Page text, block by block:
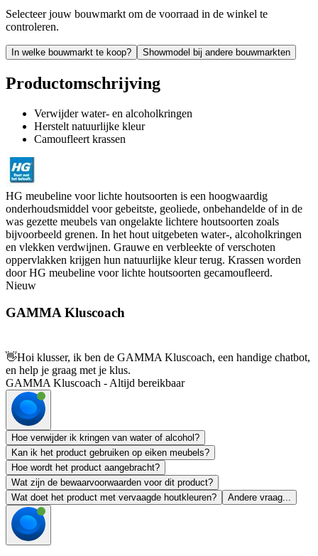
Selecteer jouw bouwmarkt om de voorraad in de winkel te
controleren.
In welke bouwmarkt te koop? Showmodel bij andere bouwmarkten
Productomschrijving
Verwijder water- en alcoholkringen
Herstelt natuurlijke kleur
Camoufleert krassen
HG meubeline voor lichte houtsoorten is een hoogwaardig
onderhoudsmiddel voor gebeitste, geoliede, onbehandelde of in de
was gezette meubels van ongelakte lichtere houtsoorten zoals
bijvoorbeeld grenen. In het hout uitgebeten water-, alcoholkringen
en vlekken verdwijnen. Grauwe en verbleekte of verschoten
oppervlakken krijgen hun natuurlijke kleur terug. Krassen worden
door HG meubeline voor lichte houtsoorten gecamoufleerd.
Nieuw
GAMMA Kluscoach
👋Hoi klusser, ik ben de GAMMA Kluscoach, een handige chatbot,
en help je graag met je klus.
GAMMA Kluscoach - Altijd bereikbaar
Hoe verwijder ik kringen van water of alcohol?
Kan ik het product gebruiken op eiken meubels?
Hoe wordt het product aangebracht?
Wat zijn de bewaarvoorwaarden voor dit product?
Wat doet het product met vervaagde houtkleuren?
Andere vraag...